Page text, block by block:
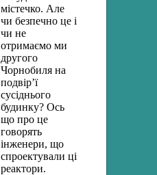
містечко. Але
чи безпечно це і
чи не
отримаємо ми
другого
Чорнобиля на
подвір’ї
сусіднього
будинку? Ось
що про це
говорять
інженери, що
спроектували ці
реактори.